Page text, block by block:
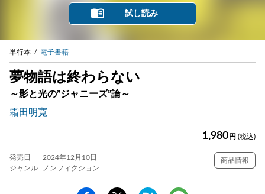
試し読み
単行本 電子書籍
夢物語は終わらない
～影と光の”ジャニーズ”論～
霜田明寛
1,980 円 (税込)
発売日
2024年12月10日
ジャンル
ノンフィクション
商品情報